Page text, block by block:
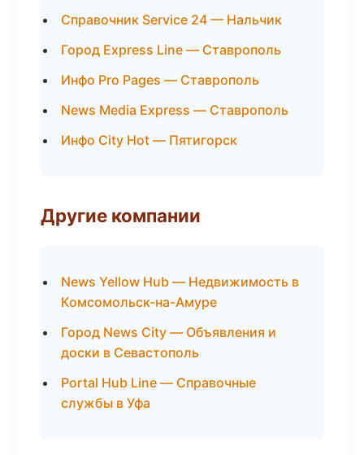
Справочник Service 24 — Нальчик
Город Express Line — Ставрополь
Инфо Pro Pages — Ставрополь
News Media Express — Ставрополь
Инфо City Hot — Пятигорск
Другие компании
News Yellow Hub — Недвижимость в
Комсомольск-на-Амуре
Город News City — Объявления и
доски в Севастополь
Portal Hub Line — Справочные
службы в Уфа